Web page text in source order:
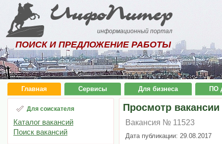
ИнфоПитер
информационный портал
ПОИСК И ПРЕДЛОЖЕНИЕ РАБОТЫ
Главная Сервисы Для бизнеса ПО
Для соискателя
Каталог вакансий
Поиск вакансий
Просмотр вакансии
Вакансия № 11523
Дата публикации: 29.08.2017